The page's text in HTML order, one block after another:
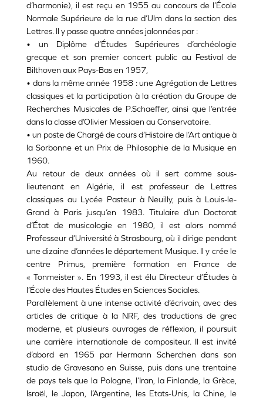
d’harmonie), il est reçu en 1955 au concours de l’École
Normale Supérieure de la rue d’Ulm dans la section des
Lettres. Il y passe quatre années jalonnées par :
• un Diplôme d’Études Supérieures d’archéologie
grecque et son premier concert public au Festival de
Bilthoven aux Pays-Bas en 1957,
• dans la même année 1958 : une Agrégation de Lettres
classiques et la participation à la création du Groupe de
Recherches Musicales de P.Schaeffer, ainsi que l’entrée
dans la classe d’Olivier Messiaen au Conservatoire.
• un poste de Chargé de cours d’Histoire de l’Art antique à
la Sorbonne et un Prix de Philosophie de la Musique en
1960.
Au retour de deux années où il sert comme sous-
lieutenant en Algérie, il est professeur de Lettres
classiques au Lycée Pasteur à Neuilly, puis à Louis-le-
Grand à Paris jusqu’en 1983. Titulaire d’un Doctorat
d’État de musicologie en 1980, il est alors nommé
Professeur d’Université à Strasbourg, où il dirige pendant
une dizaine d’années le département Musique. Il y crée le
centre Primus, première formation en France de
« Tonmeister». En 1993, il est élu Directeur d’Études à
l’École des Hautes Études en Sciences Sociales.
Parallèlement à une intense activité d’écrivain, avec des
articles de critique à la NRF, des traductions de grec
moderne, et plusieurs ouvrages de réflexion, il poursuit
une carrière internationale de compositeur. Il est invité
d’abord en 1965 par Hermann Scherchen dans son
studio de Gravesano en Suisse, puis dans une trentaine
de pays tels que la Pologne, l’Iran, la Finlande, la Grèce,
Israël, le Japon, l’Argentine, les Etats-Unis, la Chine, le